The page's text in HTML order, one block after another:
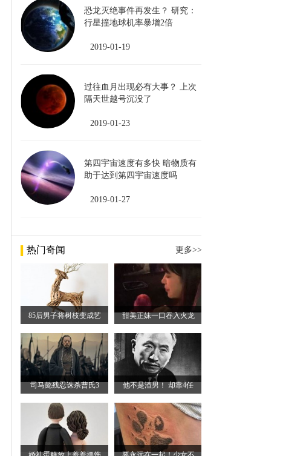
恐龙灭绝事件再发生？ 研究：
行星撞地球机率暴增2倍
2019-01-19
过往血月出现必有大事？ 上次
隔天世越号沉没了
2019-01-23
第四宇宙速度有多快 暗物质有
助于达到第四宇宙速度吗
2019-01-27
热门奇闻 更多>>
85后男子将树枝变成艺 甜美正妹一口吞入火龙
司马懿残忍诛杀曹氏3 他不是渣男！ 却靠4任